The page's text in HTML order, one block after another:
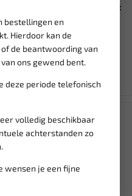
bestellingen en
Hierdoor kan de
de beantwoording van
ons gewend bent.
deze periode telefonisch
volledig beschikbaar
achterstanden zo
wensen je een fijne
SATRA Auto interieur sierlijst
demontage set in op...
8,95
9,95
Ex. btw: € 7,40